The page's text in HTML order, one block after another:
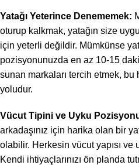
Yatağı Yeterince Denememek:
oturup kalkmak, yatağın size
için yeterli değildir. Mümkünse
pozisyonunuzda en az 10-15
sunan markaları tercih etmek, bu
yoludur.
Vücut Tipini ve Uyku
arkadaşınız için harika olan bir
olabilir. Herkesin vücut yapısı ve
Kendi ihtiyaçlarınızı ön planda